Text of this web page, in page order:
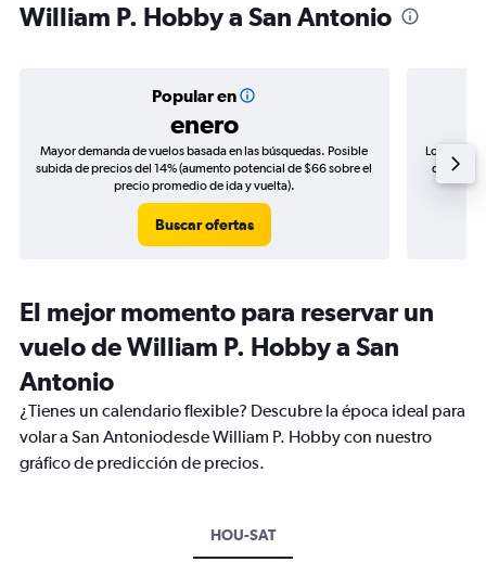
William P. Hobby a San Antonio
Popular en
enero
Mayor demanda de vuelos basada en las búsquedas. Posible
subida de precios del 14% (aumento potencial de $66 sobre el
precio promedio de ida y vuelta).
Buscar ofertas
Los
de
El mejor momento para reservar un
vuelo de William P. Hobby a San
Antonio
¿Tienes un calendario flexible? Descubre la época ideal para
volar a San Antoniodesde William P. Hobby con nuestro
gráfico de predicción de precios.
HOU-SAT